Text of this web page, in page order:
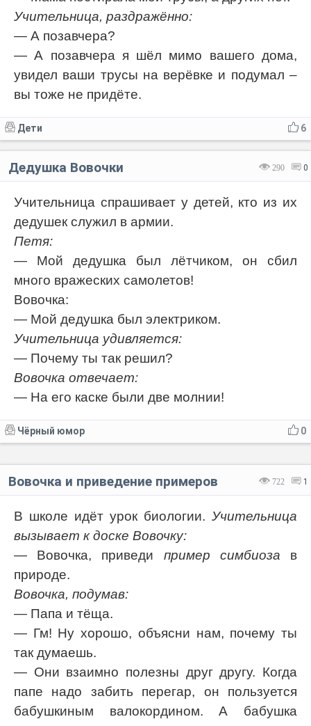
Учительница, раздражённо:
— А позавчера?
— А позавчера я шёл мимо вашего дома,
увидел ваши трусы на верёвке и подумал –
вы тоже не придёте.
6
Дети
290 0
Дедушка Вовочки
Учительница спрашивает у детей, кто из их
дедушек служил в армии.
Петя:
— Мой дедушка был лётчиком, он сбил
много вражеских самолетов!
Вовочка:
— Мой дедушка был электриком.
Учительница удивляется:
— Почему ты так решил?
Вовочка отвечает:
— На его каске были две молнии!
0
Чёрный юмор
722 1
Вовочка и приведение примеров
В школе идёт урок биологии. Учительница
вызывает к доске Вовочку:
— Вовочка, приведи пример симбиоза в
природе.
Вовочка, подумав:
— Папа и тёща.
— Гм! Ну хорошо, объясни нам, почему ты
так думаешь.
— Они взаимно полезны друг другу. Когда
папе надо забить перегар, он пользуется
бабушкиным валокордином. А бабушка